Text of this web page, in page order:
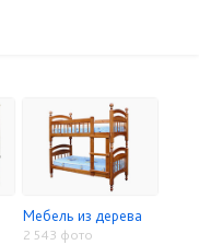
Мебель из дерева
2 543 фото